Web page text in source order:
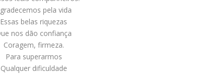
pela vida
Essas belas riquezas
nos dão confiança
Coragem, firmeza.
Para superarmos
Qualquer dificuldade